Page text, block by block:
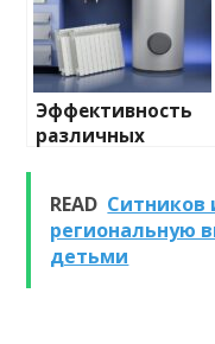
Эффективность
различных
очистке и
промывке котлов
READ Ситников
региональную
детьми